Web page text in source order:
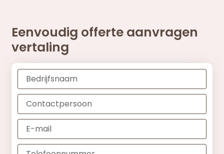
Eenvoudig offerte aanvragen
vertaling